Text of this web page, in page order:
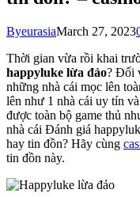
ByeurasiaMarch 27, 2023
Thời gian vừa rồi khai
happyluke lừa đảo? Đối
những nhà cái mọc lên
lên như 1 nhà cái uy tín
được toàn bộ game thủ
nhà cái Đánh giá
hay tin đồn? Hãy cùng
tin đồn này.